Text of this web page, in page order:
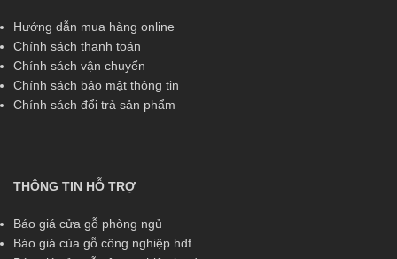
Hướng dẫn mua hàng online
Chính sách thanh toán
Chính sách vận chuyển
Chính sách bảo mật thông tin
Chính sách đổi trả sản phẩm
THÔNG TIN HỖ TRỢ
Báo giá cửa gỗ phòng ngủ
Báo giá của gỗ công nghiệp hdf